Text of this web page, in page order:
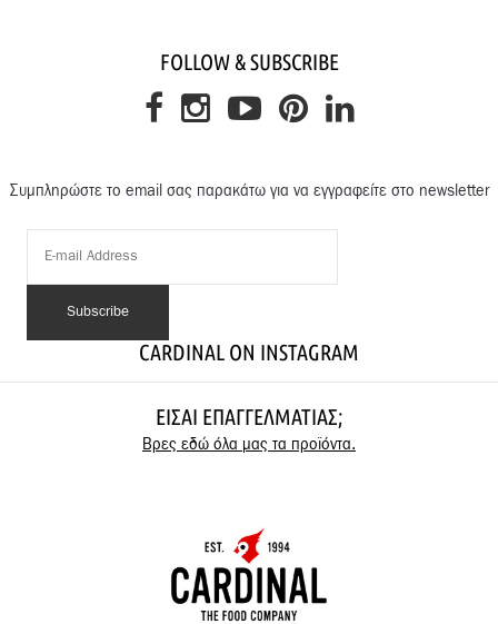
FOLLOW & SUBSCRIBE
Συμπληρώστε το email σας παρακάτω για να εγγραφείτε στο newsletter
CARDINAL ON INSTAGRAM
ΕΊΣΑΙ ΕΠΑΓΓΕΛΜΑΤΊΑΣ;
Βρες εδώ όλα μας τα προϊόντα.